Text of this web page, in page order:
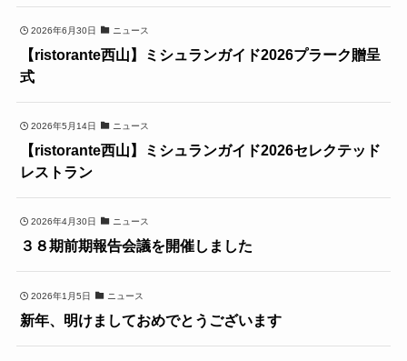
2026年6月30日 ニュース
【ristorante西山】ミシュランガイド2026プラーク贈呈
式
2026年5月14日 ニュース
【ristorante西山】ミシュランガイド2026セレクテッド
レストラン
2026年4月30日 ニュース
３８期前期報告会議を開催しました
2026年1月5日 ニュース
新年、明けましておめでとうございます